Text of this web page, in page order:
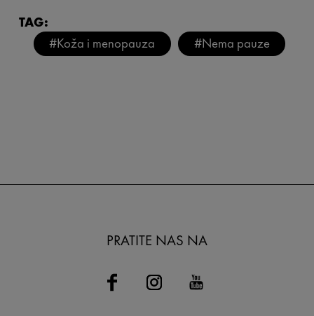
TAG:
#Koža i menopauza
#Nema pauze
PRATITE NAS NA